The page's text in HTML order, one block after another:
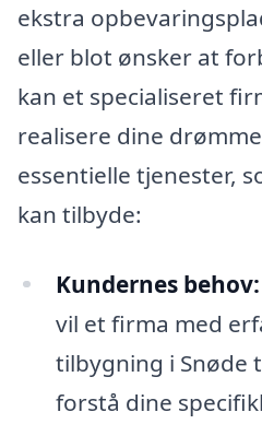
ekstra
eller blot ønsker at
kan et specialiseret
realisere dine
essentielle tjenester,
kan tilbyde:
Kundernes behov:
vil et firma med
tilbygning i Snøde
forstå dine